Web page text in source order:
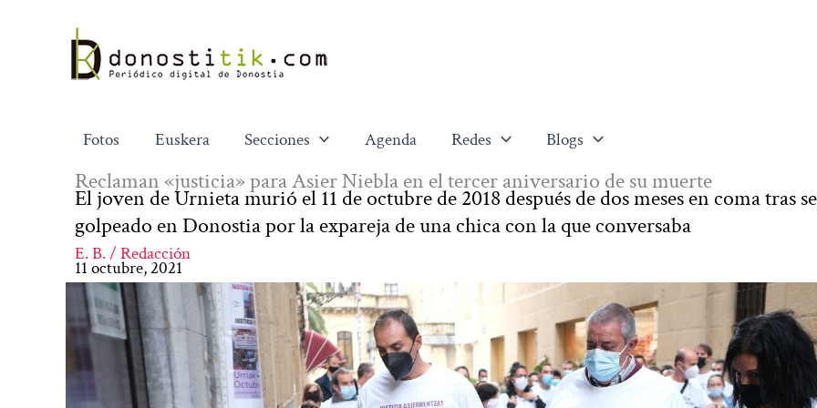
contenido
Fotos Euskera Secciones Agenda Redes Blogs
Reclaman «justicia» para Asier Niebla en el tercer aniversario de su muerte
El joven de Urnieta murió el 11 de octubre de 2018 después de dos meses en coma tras
golpeado en Donostia por la expareja de una chica con la que conversaba
E. B. / Redacción
11 octubre, 2021